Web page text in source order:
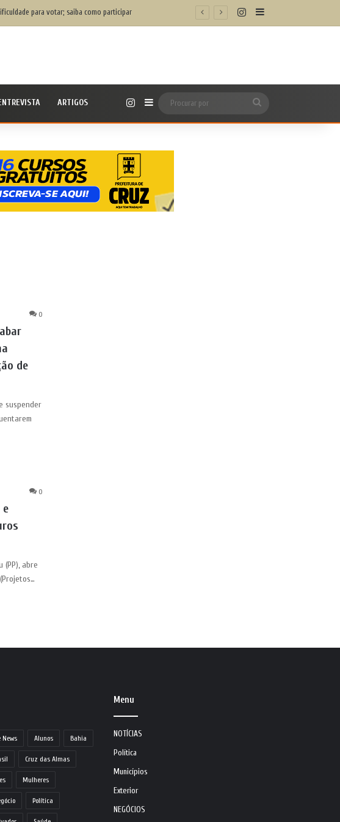
para votar; saiba como participar InstagramBarra Lateral
ARTIGOS InstagramBarra Lateral
por
0
de
suspender
0
(PP), abre
News Alunos Bahia
Cruz das Almas
Mulheres
Política
Menu
NOTÍCIAS
Política
Municípios
Exterior
NEGÓCIOS